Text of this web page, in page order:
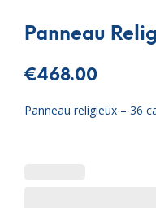
Panneau
€468.00
Panneau religieux – 36